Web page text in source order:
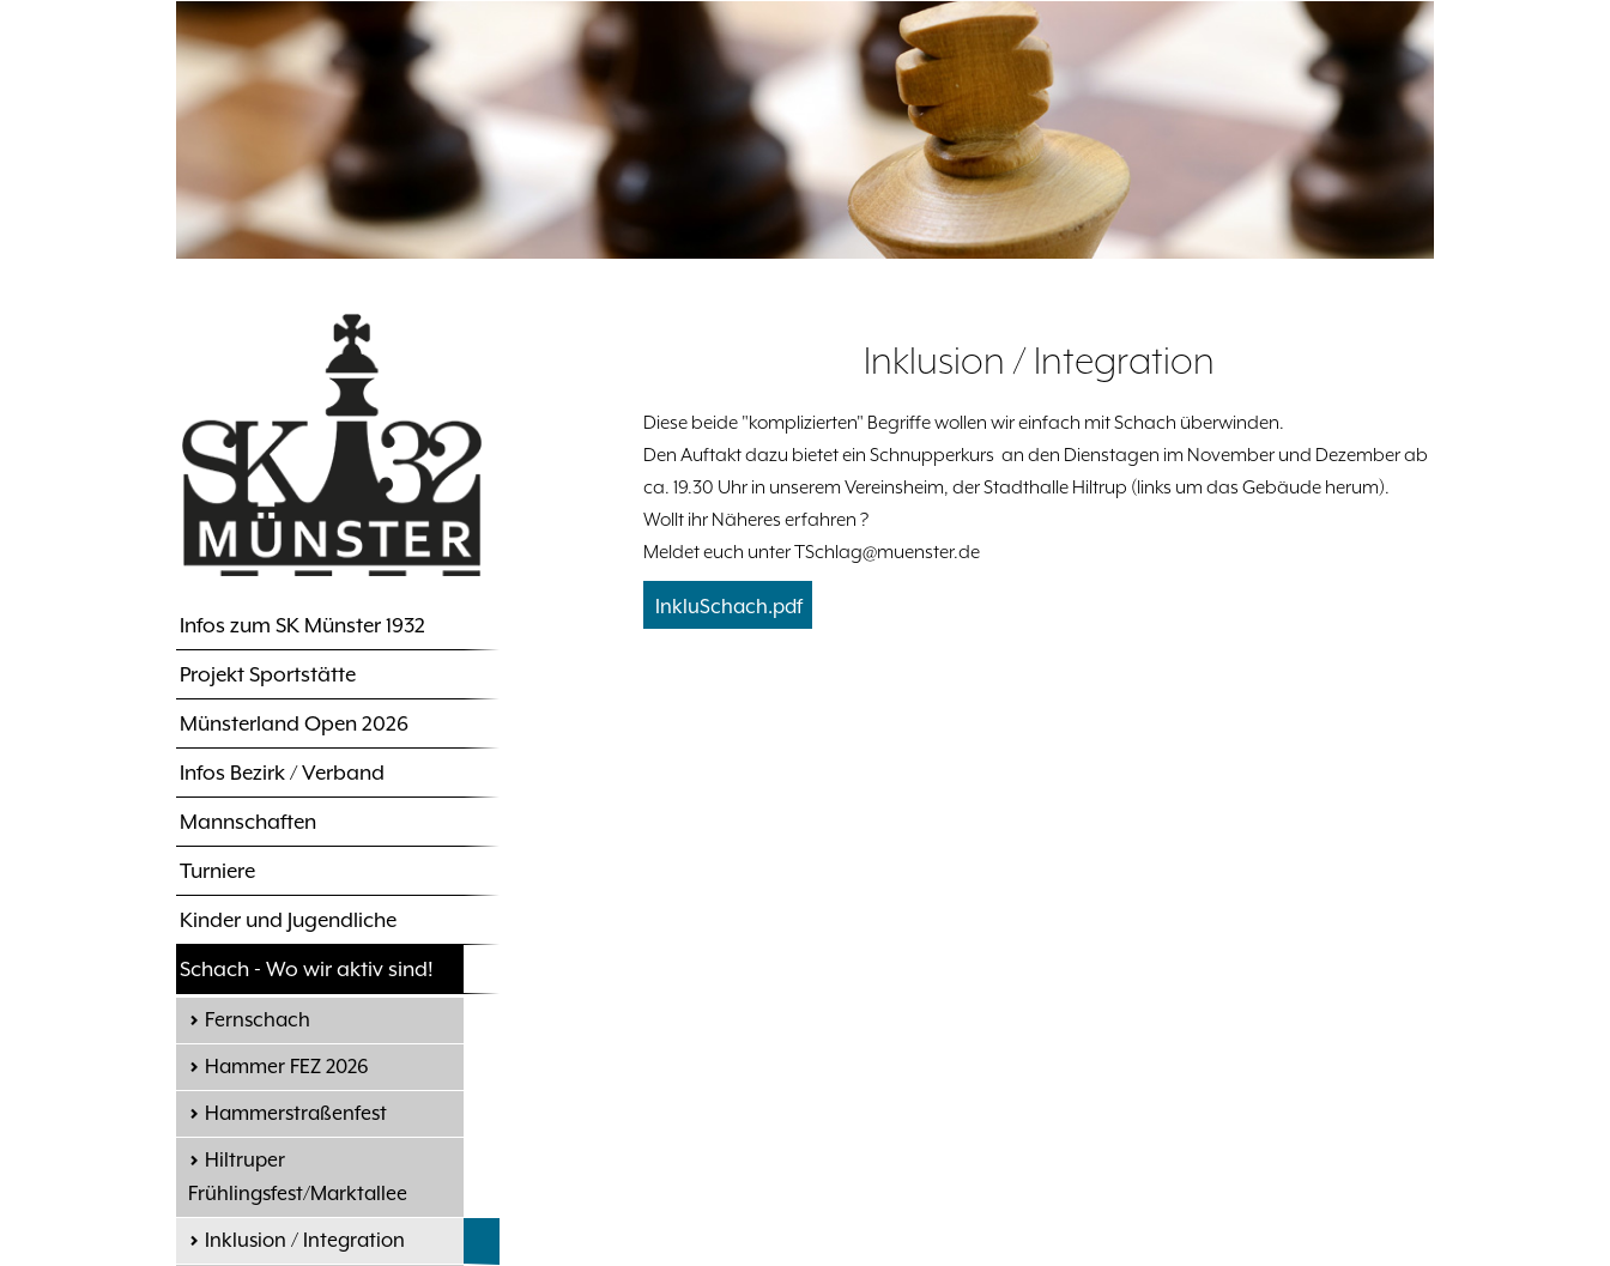
Hauptnavigation
Infos zum SK Münster 1932
Projekt Sportstätte
Münsterland Open 2026
Infos Bezirk / Verband
Mannschaften
Turniere
Kinder und Jugendliche
Schach - Wo wir aktiv sind!
Fernschach
Hammer FEZ 2026
Hammerstraßenfest
Hiltruper
Frühlingsfest/Marktallee
Inklusion / Integration
Inklusion / Integration
Diese beide "komplizierten" Begriffe wollen wir einfach mit Schach überwinden.
Den Auftakt dazu bietet ein Schnupperkurs an den Dienstagen im November und Dezember ab
ca. 19.30 Uhr in unserem Vereinsheim, der Stadthalle Hiltrup (links um das Gebäude herum).
Wollt ihr Näheres erfahren ?
Meldet euch unter TSchlag@muenster.de
InkluSchach.pdf